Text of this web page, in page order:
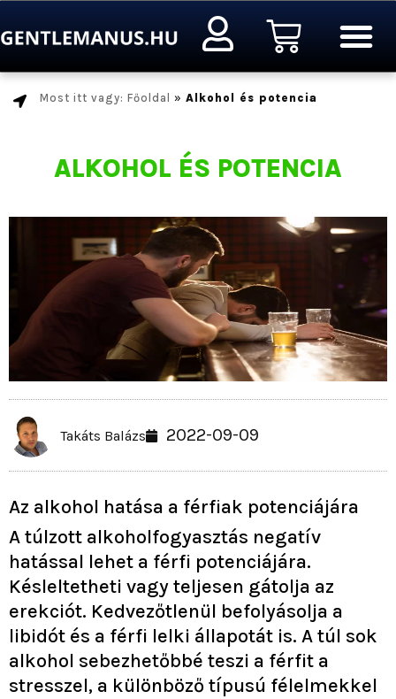
a
Kosár
Most itt vagy: Főoldal » Alkohol és potencia
ALKOHOL ÉS POTENCIA
Takáts Balázs 2022-09-09
Az alkohol hatása a férfiak potenciájára
A túlzott alkoholfogyasztás negatív
hatással lehet a férfi potenciájára.
Késleltetheti vagy teljesen gátolja az
erekciót. Kedvezőtlenül befolyásolja a
libidót és a férfi lelki állapotát is. A túl sok
alkohol sebezhetőbbé teszi a férfit a
stresszel, a különböző típusú félelmekkel